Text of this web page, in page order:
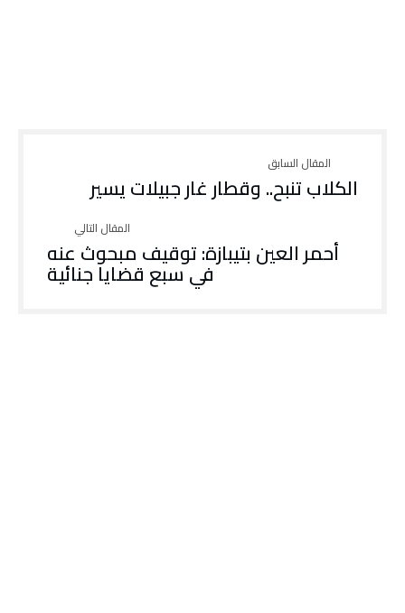
الكلاب تنبح.. وقطار غار جبيلات يسير
أحمر العين بتيبازة: توقيف مبحوث عنه
في سبع قضايا جنائية